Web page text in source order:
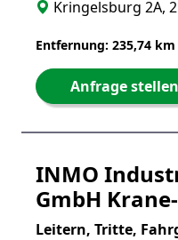
Kringelsburg 2A,
Entfernung: 235,74 km
Anfrage stellen
INMO
GmbH
Leitern, Tritte,